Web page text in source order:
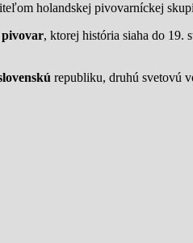
holandskej pivovarníckej
, ktorej história siaha do 19.
republiku, druhú svetovú